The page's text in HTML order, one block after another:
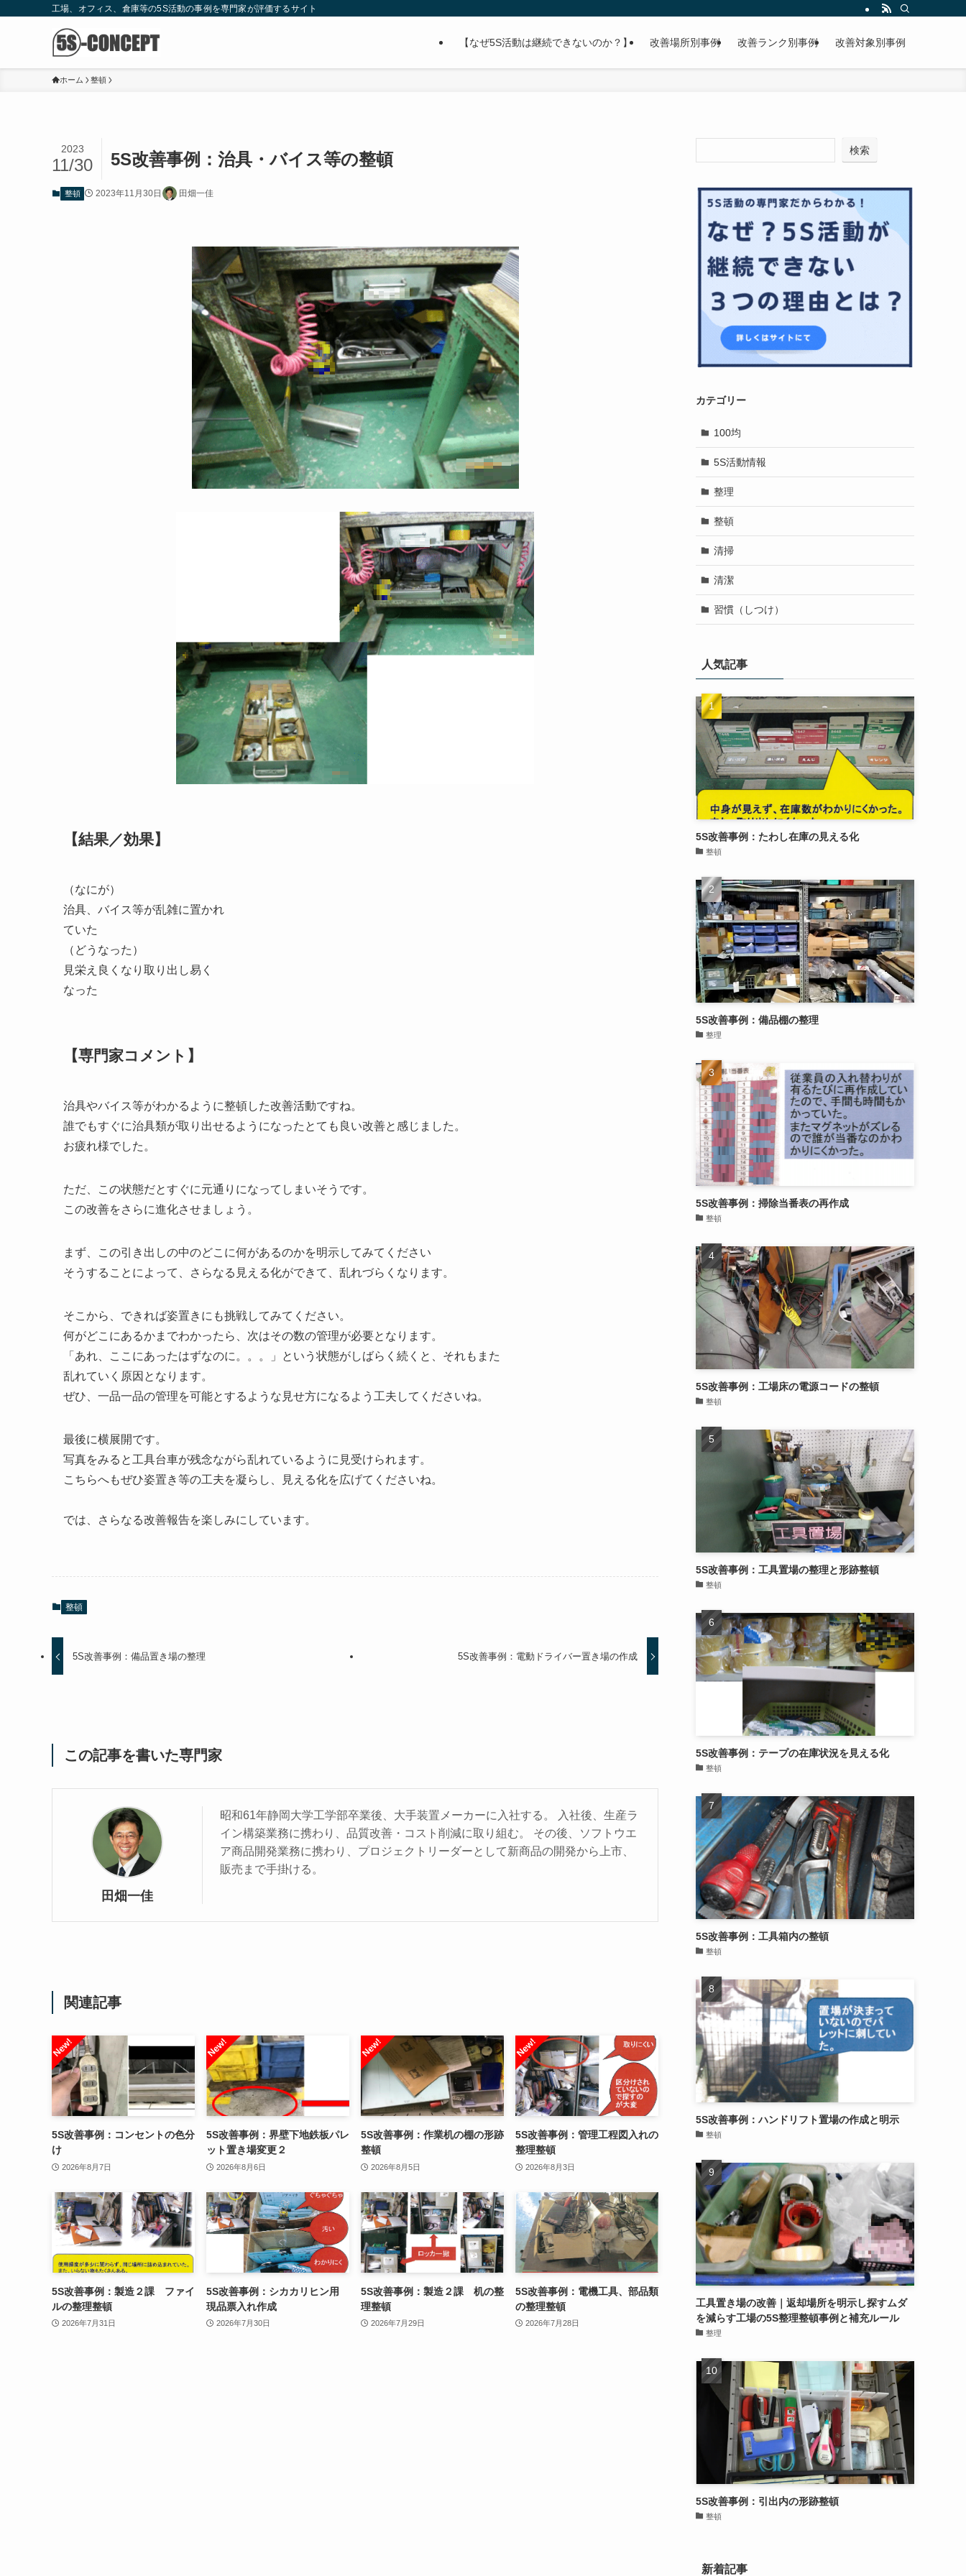
工場、オフィス、倉庫等の5S活動の事例を専門家が評価するサイト
【なぜ5S活動は継続できないのか？】 改善場所別事例 改善ランク別事例 改善対象別事例
ホーム 整頓
5S改善事例：治具・バイス等の整頓
2023
11/30
整頓 2023年11月30日 田畑一佳
【結果／効果】
（なにが）
治具、バイス等が乱雑に置かれ
ていた
（どうなった）
見栄え良くなり取り出し易く
なった
【専門家コメント】
治具やバイス等がわかるように整頓した改善活動ですね。
誰でもすぐに治具類が取り出せるようになったとても良い改善と感じました。
お疲れ様でした。
ただ、この状態だとすぐに元通りになってしまいそうです。
この改善をさらに進化させましょう。
まず、この引き出しの中のどこに何があるのかを明示してみてください
そうすることによって、さらなる見える化ができて、乱れづらくなります。
そこから、できれば姿置きにも挑戦してみてください。
何がどこにあるかまでわかったら、次はその数の管理が必要となります。
「あれ、ここにあったはずなのに。。。」という状態がしばらく続くと、それもまた
乱れていく原因となります。
ぜひ、一品一品の管理を可能とするような見せ方になるよう工夫してくださいね。
最後に横展開です。
写真をみると工具台車が残念ながら乱れているように見受けられます。
こちらへもぜひ姿置き等の工夫を凝らし、見える化を広げてくださいね。
では、さらなる改善報告を楽しみにしています。
整頓
5S改善事例：備品置き場の整理 5S改善事例：電動ドライバー置き場の作成
この記事を書いた専門家
田畑一佳
昭和61年静岡大学工学部卒業後、大手装置メーカーに入社する。 入社後、生産ラ
イン構築業務に携わり、品質改善・コスト削減に取り組む。 その後、ソフトウエ
ア商品開発業務に携わり、プロジェクトリーダーとして新商品の開発から上市、
販売まで手掛ける。
関連記事
5S改善事例：コンセントの色分
け
2026年8月7日
5S改善事例：界壁下地鉄板パレ
ット置き場変更２
2026年8月6日
5S改善事例：作業机の棚の形跡
整頓
2026年8月5日
5S改善事例：管理工程図入れの
整理整頓
2026年8月3日
5S改善事例：製造２課 ファイ
ルの整理整頓
2026年7月31日
5S改善事例：シカカリヒン用
現品票入れ作成
2026年7月30日
5S改善事例：製造２課 机の整
理整頓
2026年7月29日
5S改善事例：電機工具、部品類
の整理整頓
2026年7月28日
検索
カテゴリー
100均
5S活動情報
整理
整頓
清掃
清潔
習慣（しつけ）
人気記事
5S改善事例：たわし在庫の見える化
整頓
5S改善事例：備品棚の整理
整理
5S改善事例：掃除当番表の再作成
整頓
5S改善事例：工場床の電源コードの整頓
整頓
5S改善事例：工具置場の整理と形跡整頓
整頓
5S改善事例：テープの在庫状況を見える化
整頓
5S改善事例：工具箱内の整頓
整頓
5S改善事例：ハンドリフト置場の作成と明示
整頓
工具置き場の改善｜返却場所を明示し探すムダ
を減らす工場の5S整理整頓事例と補充ルール
整理
5S改善事例：引出内の形跡整頓
整頓
新着記事